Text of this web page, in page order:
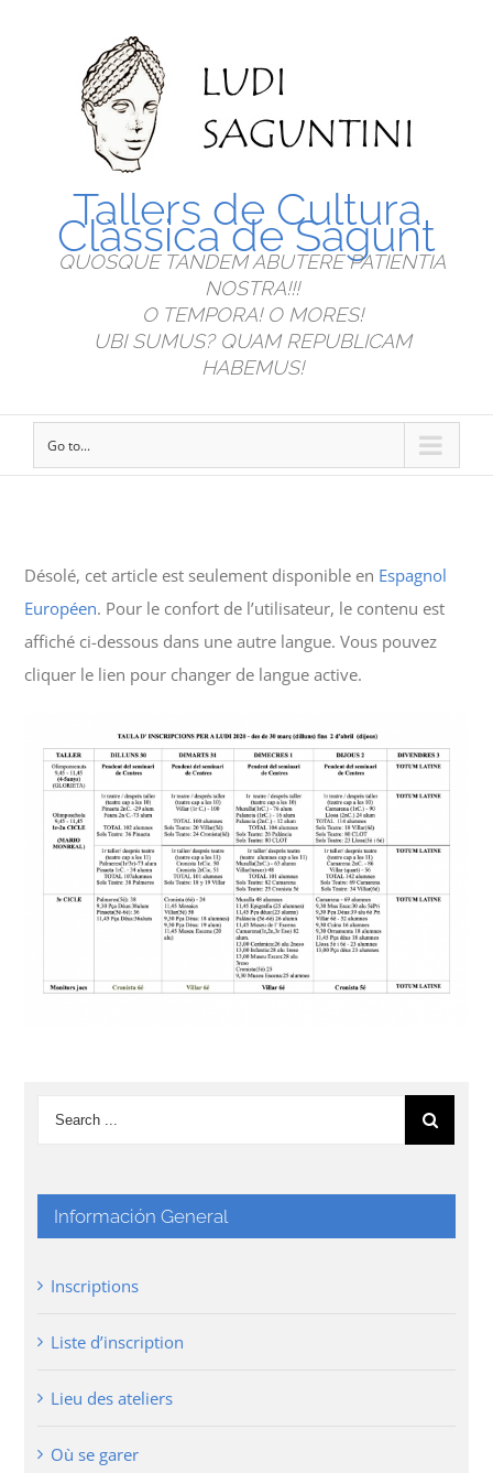
Tallers de Cultura
Clàssica de Sagunt
QUOSQUE TANDEM ABUTERE PATIENTIA
NOSTRA!!!
O TEMPORA! O MORES!
UBI SUMUS? QUAM REPUBLICAM
HABEMUS!
Go to...
Désolé, cet article est seulement disponible en Espagnol
Européen. Pour le confort de l’utilisateur, le contenu est
affiché ci-dessous dans une autre langue. Vous pouvez
cliquer le lien pour changer de langue active.
Información General
Inscriptions
Liste d’inscription
Lieu des ateliers
Où se garer